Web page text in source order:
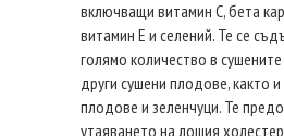
включващи витамин С, бета
витамин Е и селений. Те се
голямо количество в
други сушени плодове, както
плодове и зеленчуци. Те
утаяването на лошия